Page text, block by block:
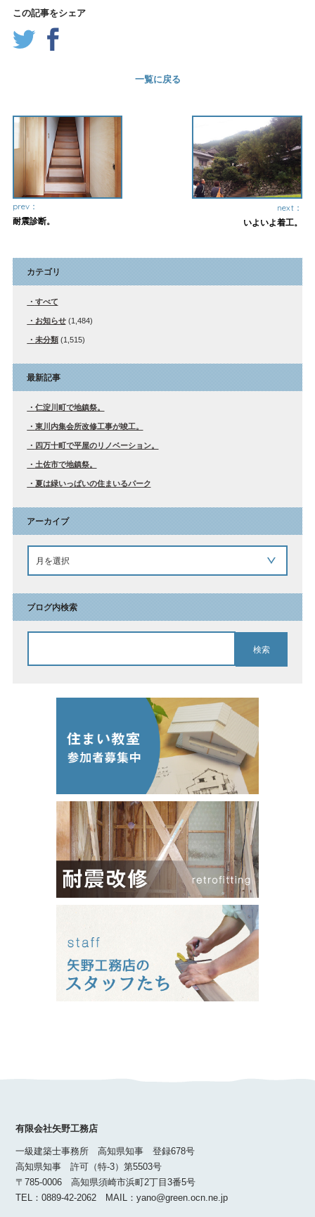
この記事をシェア
一覧に戻る
prev：
耐震診断。
next：
いよいよ着工。
カテゴリ
すべて
お知らせ(1,484)
未分類(1,515)
最新記事
仁淀川町で地鎮祭。
東川内集会所改修工事が竣工。
四万十町で平屋のリノベーション。
土佐市で地鎮祭。
夏は緑いっぱいの住まいるパーク
アーカイブ
ブログ内検索
有限会社矢野工務店
一級建築士事務所 高知県知事 登録678号
高知県知事 許可（特-3）第5503号
〒785-0006 高知県須崎市浜町2丁目3番5号
TEL：0889-42-2062 MAIL：yano@green.ocn.ne.jp